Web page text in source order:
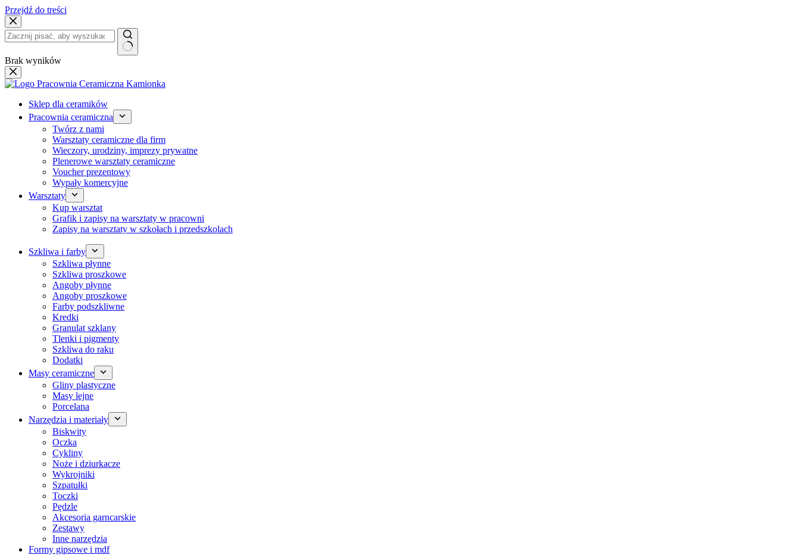
Przejdź do treści
Brak wyników
Sklep dla ceramików
Pracownia ceramiczna
Twórz z nami
Warsztaty ceramiczne dla firm
Wieczory, urodziny, imprezy prywatne
Plenerowe warsztaty ceramiczne
Voucher prezentowy
Wypały komercyjne
Warsztaty
Kup warsztat
Grafik i zapisy na warsztaty w pracowni
Zapisy na warsztaty w szkołach i przedszkolach
Szkliwa i farby
Szkliwa płynne
Szkliwa proszkowe
Angoby płynne
Angoby proszkowe
Farby podszkliwne
Kredki
Granulat szklany
Tlenki i pigmenty
Szkliwa do raku
Dodatki
Masy ceramiczne
Gliny plastyczne
Masy lejne
Porcelana
Narzędzia i materiały
Biskwity
Oczka
Cykliny
Noże i dziurkacze
Wykrojniki
Szpatułki
Toczki
Pędzle
Akcesoria garncarskie
Zestawy
Inne narzędzia
Formy gipsowe i mdf